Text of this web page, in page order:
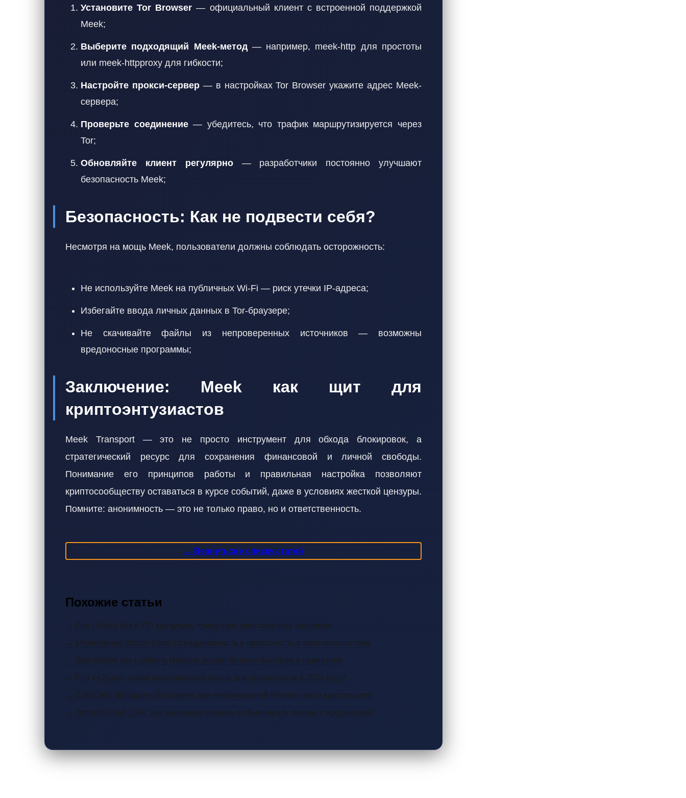
Установите Tor Browser — официальный клиент с встроенной поддержкой
Meek;
Выберите подходящий Meek-метод— например, meek-http для простоты
или meek-httpproxy для гибкости;
Настройте прокси-сервер— в настройках Tor Browser укажите адрес Meek-
сервера;
Проверьте соединение— убедитесь, что трафик маршрутизируется через
Tor;
Обновляйте клиент регулярно— разработчики постоянно улучшают
безопасность Meek;
Безопасность: Как не подвести себя?
Несмотря на мощь Meek, пользователи должны соблюдать осторожность:
Не используйте Meek на публичных Wi-Fi — риск утечки IP-адреса;
Избегайте ввода личных данных в Tor-браузере;
Не скачивайте файлы из непроверенных источников — возможны
вредоносные программы;
Заключение: Meek как щит для
криптоэнтузиастов
Meek Transport — это не просто инструмент для обхода блокировок, а
стратегический ресурс для сохранения финансовой и личной свободы.
Понимание его принципов работы и правильная настройка позволяют
криптосообществу оставаться в курсе событий, даже в условиях жесткой цензуры.
Помните: анонимность — это не только право, но и ответственность.
← Вернуться к списку статей
Похожие статьи
→ Firo (Zcoin) без KYC: как купить приватную криптовалюту анонимно
→ Мейнтейнер Bitcoin Core: Псевдонимность и приватность в криптоэкосистеме
→ Blixt Wallet: как Lightning Network делает биткоин быстрее и приватнее
→ Firo vs Zcash: какая криптовалюта лучше для приватности в 2024 году?
→ ColdCard: аппаратный кошелек для максимальной безопасности криптовалют
→ Tornado Cash cDAI: как анонимно хранить и обменивать токены с процентами?